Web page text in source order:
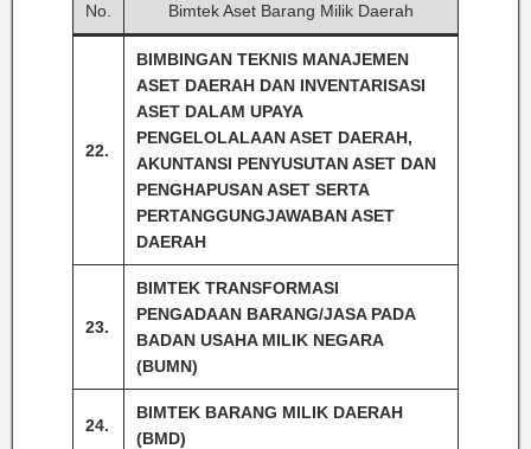
No. Bimtek Aset Barang Milik Daerah
22.
BIMBINGAN TEKNIS MANAJEMEN
ASET DAERAH DAN INVENTARISASI
ASET DALAM UPAYA
PENGELOLALAAN ASET DAERAH,
AKUNTANSI PENYUSUTAN ASET DAN
PENGHAPUSAN ASET SERTA
PERTANGGUNGJAWABAN ASET
DAERAH
23.
BIMTEK TRANSFORMASI
PENGADAAN BARANG/JASA PADA
BADAN USAHA MILIK NEGARA
(BUMN)
24.
BIMTEK BARANG MILIK DAERAH
(BMD)